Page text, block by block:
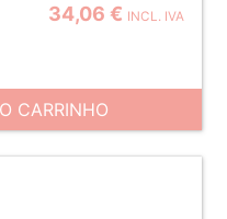
34,06 € INCL. IVA
CARRINHO